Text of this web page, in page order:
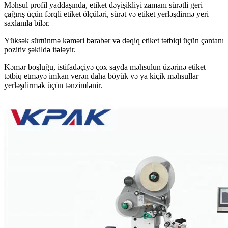
Məhsul profil yaddaşında, etiket dəyişikliyi zamanı sürətli geri
çağırış üçün fərqli etiket ölçüləri, sürət və etiket yerləşdirmə yeri
saxlanıla bilər.
Yüksək sürtünmə kəməri bərabər və dəqiq etiket tətbiqi üçün çantanı
pozitiv şəkildə itələyir.
Kəmər boşluğu, istifadəçiyə çox sayda məhsulun üzərinə etiket
tətbiq etməyə imkan verən daha böyük və ya kiçik məhsullar
yerləşdirmək üçün tənzimlənir.